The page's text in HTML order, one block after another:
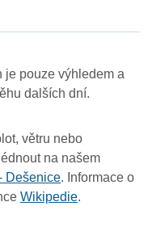
je pouze výhledem a
dalších dní.
větru nebo
na našem
Dešenice. Informace o
Wikipedie.